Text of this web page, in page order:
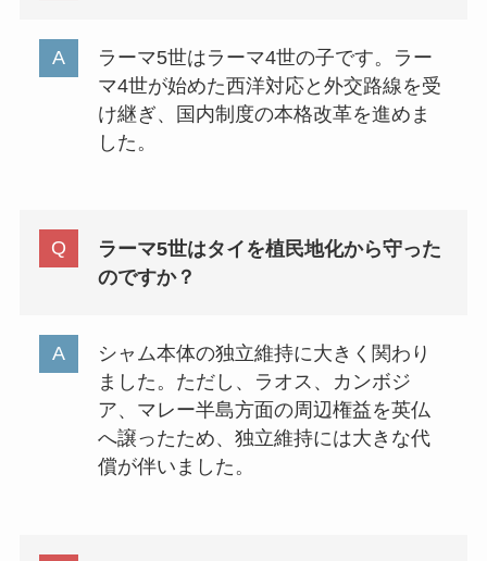
ラーマ5世はラーマ4世の子です。ラー
マ4世が始めた西洋対応と外交路線を受
け継ぎ、国内制度の本格改革を進めま
した。
ラーマ5世はタイを植民地化から守った
のですか？
シャム本体の独立維持に大きく関わり
ました。ただし、ラオス、カンボジ
ア、マレー半島方面の周辺権益を英仏
へ譲ったため、独立維持には大きな代
償が伴いました。